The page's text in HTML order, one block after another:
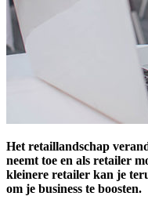
Het retaillandschap
neemt toe en als retailer
kleinere retailer kan je
om je business te boosten.